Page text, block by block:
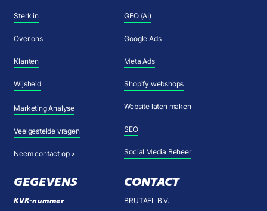
Sterk in
Over ons
Klanten
Wijsheid
Marketing Analyse
Veelgestelde vragen
Neem contact op >
GEO (AI)
Google Ads
Meta Ads
Shopify webshops
Website laten maken
SEO
Social Media Beheer
GEGEVENS
KVK-nummer
CONTACT
BRUTAEL B.V.